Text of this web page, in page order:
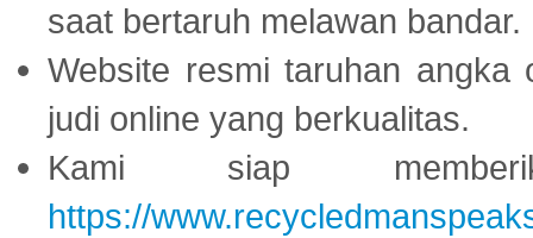
saat bertaruh melawan bandar.
Website resmi taruhan
judi online yang berkualitas.
Kami siap
https://